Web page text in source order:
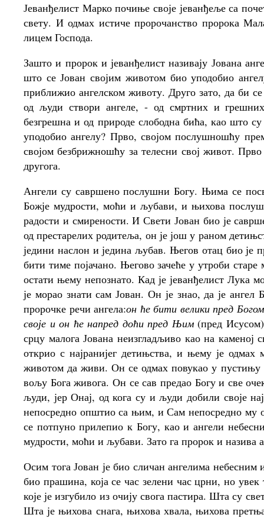
Јеванђелист Марко почиње своје јеванђеље са
свету. И одмах истиче пророчанство пророка
лицем Господа.
Зашто и пророк и јеванђелист називају Јована
што се Јован својим животом био уподобио
приближио ангелском животу. Друго зато, да би
од људи створи ангеле, - од смртних и
безгрешна и од природе слободна бића, као што
уподобио ангелу? Прво, својом послушношћу
својом безбрижношћу за телесни свој живот.
другога.
Ангели су савршено послушни Богу. Њима се
Божје мудрости, моћи и љубави, и њихова
радости и смирености. И Свети Јован био је
од престарелих родитеља, он је још у раном
једини наслон и једина љубав. Његов отац био је
бити тиме појачано. Његово зачеће у утроби
остати њему непознато. Кад је јеванђелист Лука
је морао знати сам Јован. Он је знао, да је
пророчке речи ангела:он ће бити велики пред
своје и он ће напред доћи пред Њим(пред
срцу малога Јована неизгладљиво као на
открио с најранијег детињства, и њему је
животом да живи. Он се одмах повукао у
вољу Бога живога. Он се сав предао Богу и све
људи, јер Онај, од кога су и људи добили своје
непосредно општио са њим, и Сам непосредно му
се потпуно прилепио к Богу, као и ангели
мудрости, моћи и љубави. Зато га пророк и назива
Осим тога Јован је био сличан ангелима небесним
био прашина, која се час зелени час црни, но
које је изгубило из очију свога пастира. Шта су
Шта је њихова снага, њихова хвала, њихова